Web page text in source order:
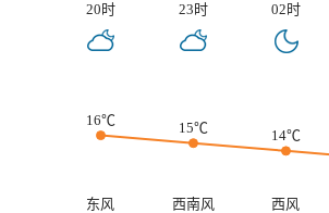
20时 23时 02时
16℃ 15℃ 14℃
东风 西南风 西风